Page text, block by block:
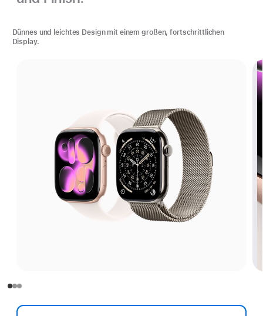
Dünnes und leichtes Design mit einem großen, fortschrittlichen
Display.